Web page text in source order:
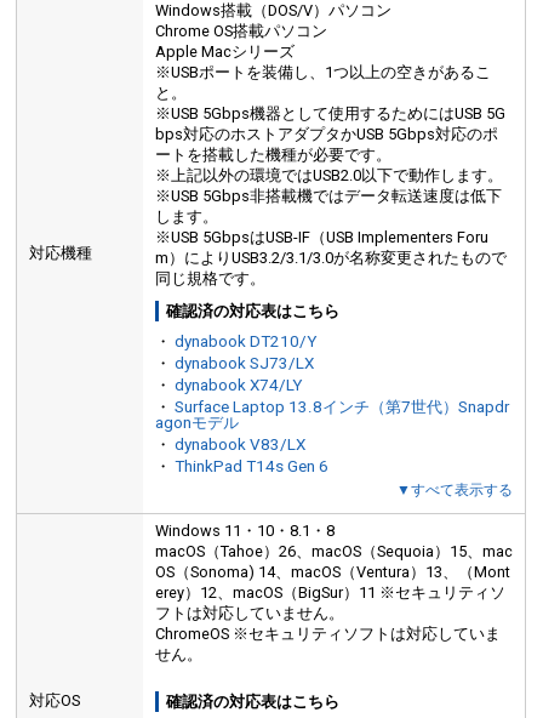
対応機種
Windows搭載（DOS/V）パソコン
Chrome OS搭載パソコン
Apple Macシリーズ
※USBポートを装備し、1つ以上の空きがあるこ
と。
※USB 5Gbps機器として使用するためにはUSB 5G
bps対応のホストアダプタかUSB 5Gbps対応のポ
ートを搭載した機種が必要です。
※上記以外の環境ではUSB2.0以下で動作します。
※USB 5Gbps非搭載機ではデータ転送速度は低下
します。
※USB 5GbpsはUSB-IF（USB Implementers Foru
m）によりUSB3.2/3.1/3.0が名称変更されたもので
同じ規格です。
確認済の対応表はこちら
・dynabook DT210/Y
・dynabook SJ73/LX
・dynabook X74/LY
・Surface Laptop 13.8インチ（第7世代）Snapdr
agonモデル
・dynabook V83/LX
・ThinkPad T14s Gen 6
▼すべて表示する
対応OS
Windows 11・10・8.1・8
macOS（Tahoe）26、macOS（Sequoia）15、mac
OS（Sonoma) 14、macOS（Ventura）13、（Mont
erey）12、macOS（BigSur）11 ※セキュリティソ
フトは対応していません。
ChromeOS ※セキュリティソフトは対応していま
せん。
確認済の対応表はこちら